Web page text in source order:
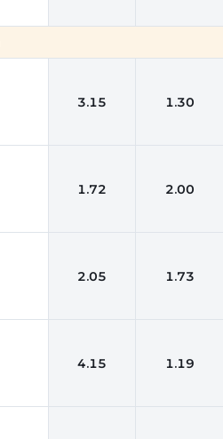
3.15 1.30
1.72 2.00
2.05 1.73
4.15 1.19